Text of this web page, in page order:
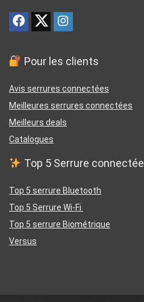
Pour les clients
Avis serrures connectées
Meilleures serrures connectées
Meilleurs deals
Catalogues
Top 5 Serrure connectée
Top 5 serrure Bluetooth
Top 5 Serrure Wi-Fi
Top 5 serrure Biométrique
Versus